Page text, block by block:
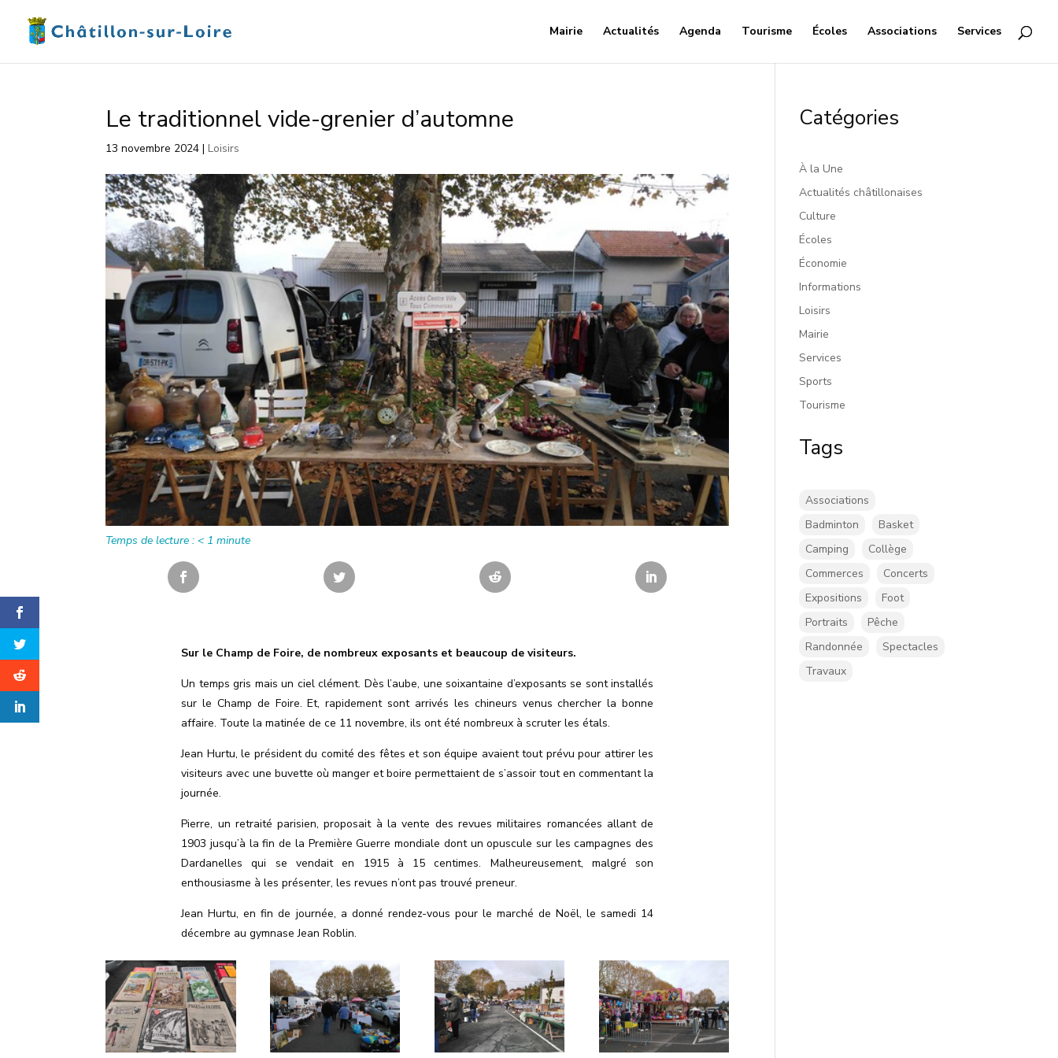
Mairie Actualités Agenda Tourisme Écoles Associations Services
Le traditionnel vide-grenier d’automne
13 novembre 2024 |Loisirs
Temps de lecture : < 1 minute
Sur le Champ de Foire, de nombreux exposants et beaucoup de visiteurs.
Un temps gris mais un ciel clément. Dès l’aube, une soixantaine d’exposants se sont installés
sur le Champ de Foire. Et, rapidement sont arrivés les chineurs venus chercher la bonne
affaire. Toute la matinée de ce 11 novembre, ils ont été nombreux à scruter les étals.
Jean Hurtu, le président du comité des fêtes et son équipe avaient tout prévu pour attirer les
visiteurs avec une buvette où manger et boire permettaient de s’assoir tout en commentant la
journée.
Pierre, un retraité parisien, proposait à la vente des revues militaires romancées allant de
1903 jusqu’à la fin de la Première Guerre mondiale dont un opuscule sur les campagnes des
Dardanelles qui se vendait en 1915 à 15 centimes. Malheureusement, malgré son
enthousiasme à les présenter, les revues n’ont pas trouvé preneur.
Jean Hurtu, en fin de journée, a donné rendez-vous pour le marché de Noël, le samedi 14
décembre au gymnase Jean Roblin.
Catégories
À la Une
Actualités châtillonaises
Culture
Écoles
Économie
Informations
Loisirs
Mairie
Services
Sports
Tourisme
Tags
Associations
Badminton
Basket
Camping
Collège
Commerces
Concerts
Expositions
Foot
Portraits
Pêche
Randonnée
Spectacles
Travaux